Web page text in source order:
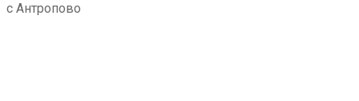
с Антропово